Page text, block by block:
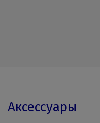
Аксессуары